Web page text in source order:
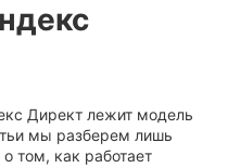
Директ лежит модель
мы разберем лишь
том, как работает